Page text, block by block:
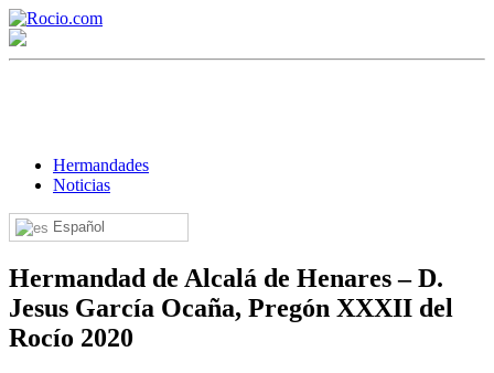
Hermandades
Noticias
Español
Hermandad de Alcalá de Henares – D.
Jesus García Ocaña, Pregón XXXII del
Rocío 2020
¡Bienvenido! Soy el asistente virtual de rocio.com.
¿En qué puedo ayudarte?